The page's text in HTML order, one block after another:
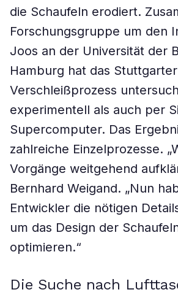
die Schaufeln erodiert.
Forschungsgruppe um den
Joos an der Universität der
Hamburg hat das
Verschleißprozess
experimentell als auch per
Supercomputer. Das
zahlreiche Einzelprozesse.
Vorgänge weitgehend
Bernhard Weigand. „Nun
Entwickler die nötigen
um das Design der
optimieren.“
Die Suche nach